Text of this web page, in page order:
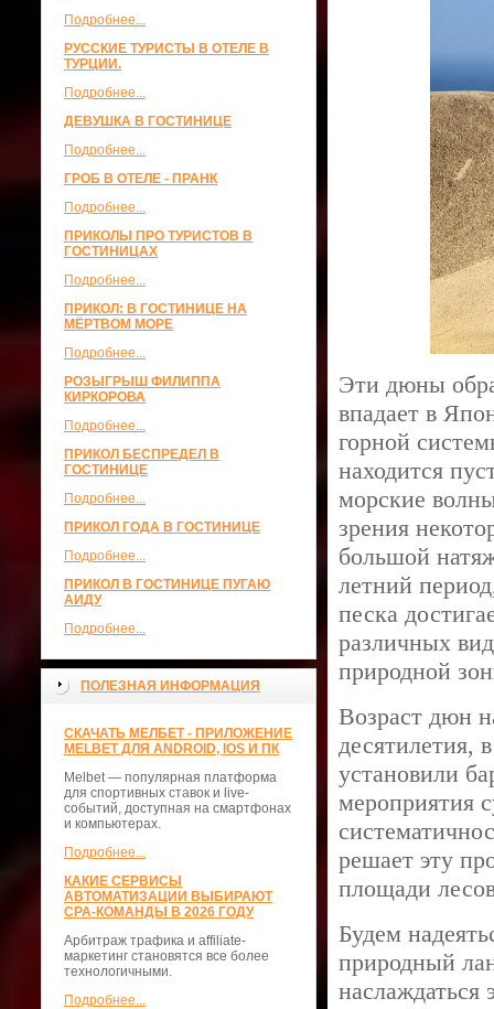
Подробнее...
РУССКИЕ ТУРИСТЫ В ОТЕЛЕ В
ТУРЦИИ.
Подробнее...
ДЕВУШКА В ГОСТИНИЦЕ
Подробнее...
ГРОБ В ОТЕЛЕ - ПРАНК
Подробнее...
ПРИКОЛЫ ПРО ТУРИСТОВ В
ГОСТИНИЦАХ
Подробнее...
ПРИКОЛ: В ГОСТИНИЦЕ НА
МЁРТВОМ МОРЕ
Подробнее...
РОЗЫГРЫШ ФИЛИППА
КИРКОРОВА
Подробнее...
ПРИКОЛ БЕСПРЕДЕЛ В
ГОСТИНИЦЕ
Подробнее...
ПРИКОЛ ГОДА В ГОСТИНИЦЕ
Подробнее...
ПРИКОЛ В ГОСТИНИЦЕ ПУГАЮ
АИДУ
Подробнее...
ПОЛЕЗНАЯ ИНФОРМАЦИЯ
СКАЧАТЬ МЕЛБЕТ - ПРИЛОЖЕНИЕ
MELBET ДЛЯ ANDROID, IOS И ПК
Melbet — популярная платформа
для спортивных ставок и live-
событий, доступная на смартфонах
и компьютерах.
Подробнее...
КАКИЕ СЕРВИСЫ
АВТОМАТИЗАЦИИ ВЫБИРАЮТ
CPA-КОМАНДЫ В 2026 ГОДУ
Арбитраж трафика и affiliate-
маркетинг становятся все более
технологичными.
Подробнее...
Эти дюны
впадает в
горной
находится
морские
зрения
большой
летний
песка
различных
природной
Возраст дюн
десятилетия,
установили
мероприятия
решает эту
площади
Будем
природный
наслаждаться